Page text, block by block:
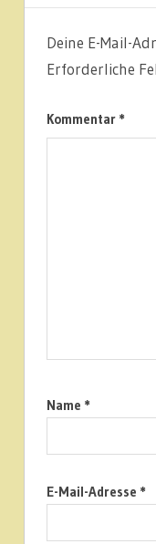
Deine E-Mail-
Erforderliche
Kommentar *
Name *
E-Mail-Adresse *